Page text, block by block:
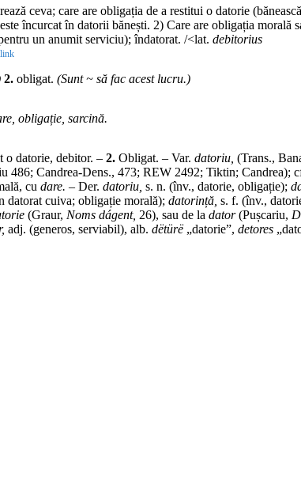
ceva; care are obligația de a restitui o datorie
încurcat în datorii bănești. 2) Care are obligația morală
un anumit serviciu); îndatorat. /<lat. debitorius
2. obligat. (Sunt ~ să fac acest lucru.)
obligație, sarcină.
o datorie, debitor. – 2. Obligat. – Var. datoriu, (Trans.,
486; Candrea-Dens., 473; REW 2492; Tiktin; Candrea);
cu dare. – Der. datoriu, s. n. (înv., datorie, obligație);
datorat cuiva; obligație morală); datorință, s. f. (înv.,
(Graur, Noms dágent, 26), sau de la dator(Pușcariu,
adj. (generos, serviabil), alb. dëtürë„datorie”, detores